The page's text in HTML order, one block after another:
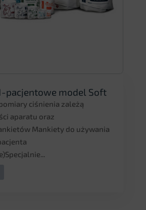
pacjentowe model Soft
ciśnienia zależą
aparatu oraz
Mankiety do używania